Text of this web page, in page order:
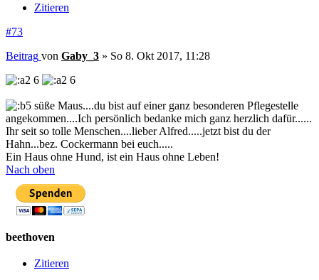
Zitieren
#73
Beitrag von Gaby_3 » So 8. Okt 2017, 11:28
6
6
süße Maus....du bist auf einer ganz besonderen Pflegestelle
angekommen....Ich persönlich bedanke mich ganz herzlich dafür......
Ihr seit so tolle Menschen....lieber Alfred.....jetzt bist du der
Hahn...bez. Cockermann bei euch.....
Ein Haus ohne Hund, ist ein Haus ohne Leben!
Nach oben
beethoven
Zitieren